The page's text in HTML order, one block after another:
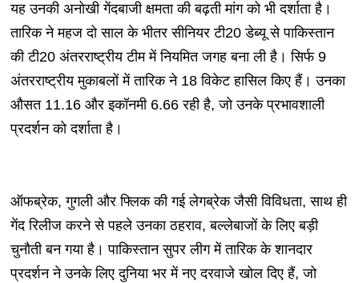
यह उनकी अनोखी गेंदबाजी क्षमता की बढ़ती मांग को भी दर्शाता है।
तारिक ने महज दो साल के भीतर सीनियर टी20 डेब्यू से पाकिस्तान
की टी20 अंतरराष्ट्रीय टीम में नियमित जगह बना ली है। सिर्फ 9
अंतरराष्ट्रीय मुकाबलों में तारिक ने 18 विकेट हासिल किए हैं। उनका
औसत 11.16 और इकॉनमी 6.66 रही है, जो उनके प्रभावशाली
प्रदर्शन को दर्शाता है।
ऑफब्रेक, गुगली और फ्लिक की गई लेगब्रेक जैसी विविधता, साथ ही
गेंद रिलीज करने से पहले उनका ठहराव, बल्लेबाजों के लिए बड़ी
चुनौती बन गया है। पाकिस्तान सुपर लीग में तारिक के शानदार
प्रदर्शन ने उनके लिए दुनिया भर में नए दरवाजे खोल दिए हैं, जो